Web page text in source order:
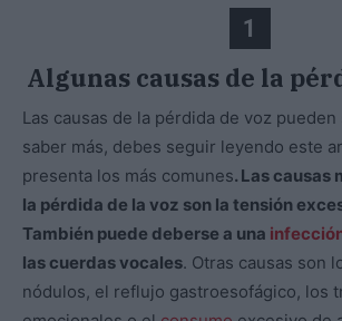
1
Algunas causas de la
Las causas de la pérdida de voz pueden
saber más, debes seguir leyendo este
presenta los más comunes. Las causas
la pérdida de la voz son la tensión
También puede deberse a una
las cuerdas vocales. Otras causas son
nódulos, el reflujo gastroesofágico, los